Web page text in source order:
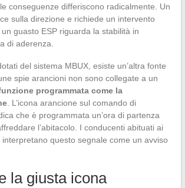
conseguenze differiscono radicalmente. Un
sulla direzione e richiede un intervento
guasto ESP riguarda la stabilità in
di aderenza.
del sistema MBUX, esiste un’altra fonte
spie arancioni non sono collegate a un
programmata come la
. L’icona arancione sul comando di
che è programmata un’ora di partenza
l’abitacolo. I conducenti abituati ai
questo segnale come un avviso
la giusta icona